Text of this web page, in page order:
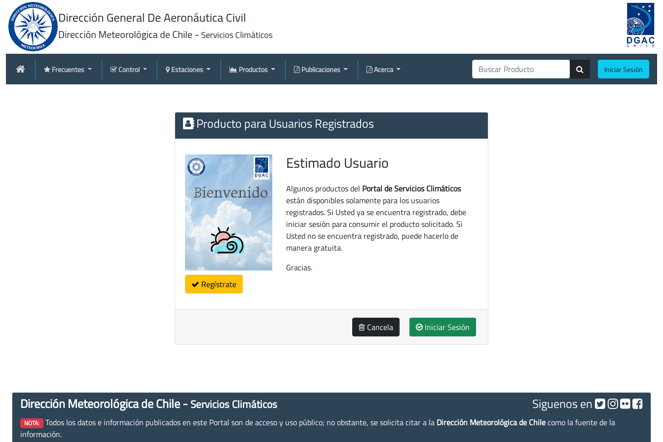
Frecuentes Control Estaciones Productos Publicaciones Acerca Iniciar Sesión
Producto para Usuarios Registrados
Regístrate
Estimado Usuario
Algunos productos del Portal de Servicios Climáticos
están disponibles solamente para los usuarios
registrados. Si Usted ya se encuentra registrado, debe
iniciar sesión para consumir el producto solicitado. Si
Usted no se encuentra registrado, puede hacerlo de
manera gratuita.
Gracias.
Cancela Iniciar Sesión
Dirección Meteorológica de Chile - Servicios Climáticos Siguenos en
NOTA: Todos los datos e información publicados en este Portal son de acceso y uso público; no obstante, se solicita citar a la Dirección Meteorológica de Chilecomo la fuente de la
información.